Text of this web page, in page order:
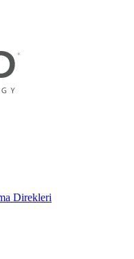
Direkleri